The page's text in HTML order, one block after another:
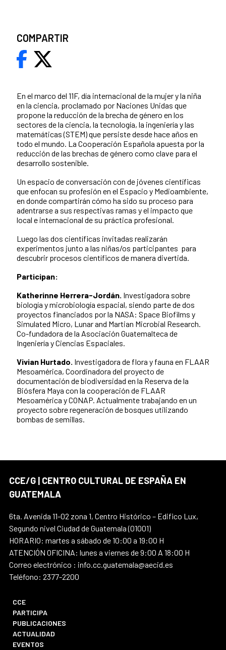
En el marco del 11F, día internacional de la mujer y la niña
en la ciencia, proclamado por Naciones Unidas que
propone la reducción de la brecha de género en los
sectores de la ciencia, la tecnología, la ingeniería y las
matemáticas (STEM) que persiste desde hace años en
todo el mundo. La Cooperación Española apuesta por la
reducción de las brechas de género como clave para el
desarrollo sostenible.
Un espacio de conversación con de jóvenes científicas
que enfocan su profesión en el Espacio y Medioambiente,
en donde compartirán cómo ha sido su proceso para
adentrarse a sus respectivas ramas y el impacto que
local e internacional de su práctica profesional.
Luego las dos científicas invitadas realizarán
experimentos junto a las niñas/os participantes para
descubrir procesos científicos de manera divertida.
Participan:
Katherinne Herrera-Jordán. Investigadora sobre
biología y microbiología espacial, siendo parte de dos
proyectos financiados por la NASA: Space Biofilms y
Simulated Micro, Lunar and Martian Microbial Research.
Co-fundadora de la Asociación Guatemalteca de
Ingeniería y Ciencias Espaciales.
Vivian Hurtado. Investigadora de flora y fauna en FLAAR
Mesoamérica, Coordinadora del proyecto de
documentación de biodiversidad en la Reserva de la
Biósfera Maya con la cooperación de FLAAR
Mesoamérica y CONAP. Actualmente trabajando en un
proyecto sobre regeneración de bosques utilizando
bombas de semillas.
COMPARTIR
CCE/G | CENTRO CULTURAL DE ESPAÑA EN
GUATEMALA
6ta. Avenida 11-02 zona 1, Centro Histórico – Edifico Lux,
Segundo nivel Ciudad de Guatemala (01001)
HORARIO: martes a sábado de 10:00 a 19:00 H
ATENCIÓN OFICINA: lunes a viernes de 9:00 A 18:00 H
Correo electrónico : info.cc.guatemala@aecid.es
Teléfono: 2377-2200
CCE
PARTICIPA
PUBLICACIONES
ACTUALIDAD
EVENTOS